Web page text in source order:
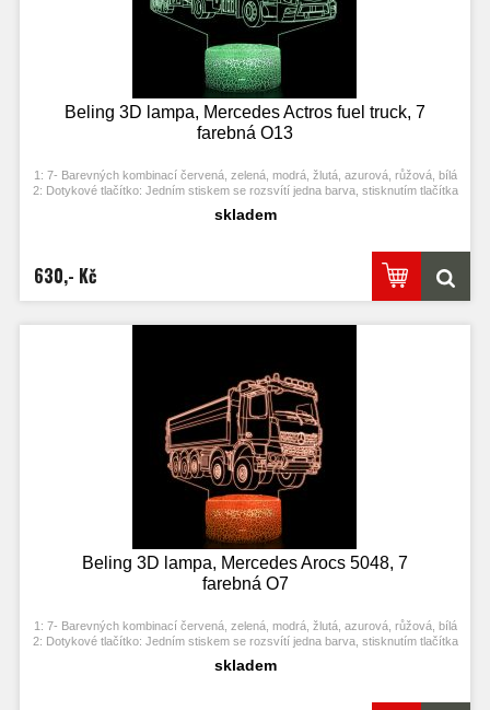
Beling 3D lampa, Mercedes Actros fuel truck, 7
farebná O13
1: 7- Barevných kombinací červená, zelená, modrá, žlutá, azurová, růžová, bílá
2: Dotykové tlačítko: Jedním stiskem se rozsvítí jedna barva, stisknutím tlačítka
3: Automaticky režim změny barvy. Stiskněte dotykové tlačítko na poslední
4: S napájecím adaptérem USB jej můžete připojit k domácí zásuvce nebo k
5: Úspora energie. Výkon: 0.012kw.h / 24 hodin, Životnost LED: 50000 hodin
skladem
630,- Kč
Beling 3D lampa, Mercedes Arocs 5048, 7
farebná O7
1: 7- Barevných kombinací červená, zelená, modrá, žlutá, azurová, růžová, bílá
2: Dotykové tlačítko: Jedním stiskem se rozsvítí jedna barva, stisknutím tlačítka
3: Automaticky režim změny barvy. Stiskněte dotykové tlačítko na poslední
4: S napájecím adaptérem USB jej můžete připojit k domácí zásuvce nebo k
skladem